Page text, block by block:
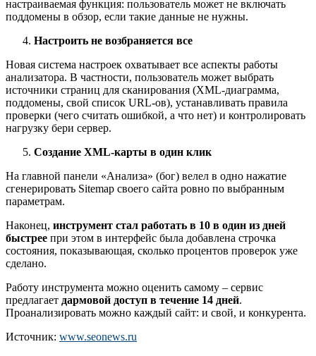
настраиваемая функция: пользователь может не включать
поддомены в обзор, если такие данные не нужны.
Настроить не возбраняется все
Новая система настроек охватывает все аспекты работы
анализатора. В частности, пользователь может выбрать
источники страниц для сканирования (XML-диаграмма,
поддомены, свой список URL-ов), устанавливать правила
проверки (чего считать ошибкой, а что нет) и контролировать
нагрузку бери сервер.
Создание XML-карты в один клик
На главной панели «Анализа» (бог) велел в одно нажатие
сгенерировать Sitemap своего сайта ровно по выбранным
параметрам.
Наконец, инструмент стал работать в 10 в один из дней
быстрее при этом в интерфейс была добавлена строчка
состояния, показывающая, сколько процентов проверок уже
сделано.
Работу инструмента можно оценить самому – сервис
предлагает дармовой доступ в течение 14 дней.
Проанализировать можно каждый сайт: и свой, и конкурента.
Источник: www.seonews.ru